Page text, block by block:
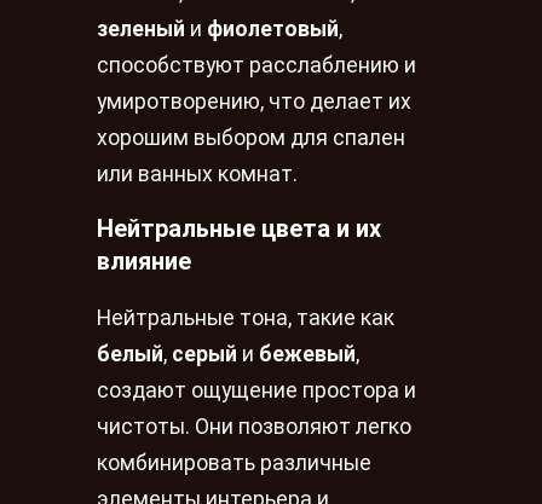
зеленый и фиолетовый,
способствуют расслаблению и
умиротворению, что делает их
хорошим выбором для спален
или ванных комнат.
Нейтральные цвета и их
влияние
Нейтральные тона, такие как
белый, серый и бежевый,
создают ощущение простора и
чистоты. Они позволяют легко
комбинировать различные